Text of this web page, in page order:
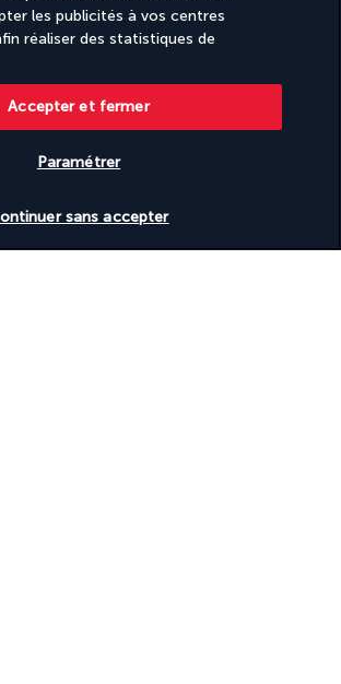
Basé sur952avis
315280643
les publicités à vos centres
réaliser des statistiques de
Paramétrer
sans accepter
Accepter et fermer